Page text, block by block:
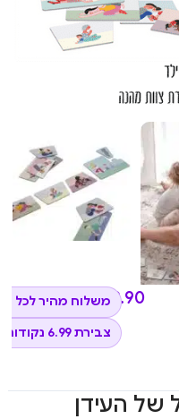
₪69.90משלוח מהיר לכל
צבירת 6.99 נקודות
של העידן